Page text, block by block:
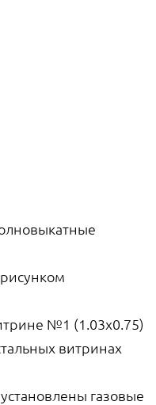
№1 (1.03х0.75)
витринах
газовые